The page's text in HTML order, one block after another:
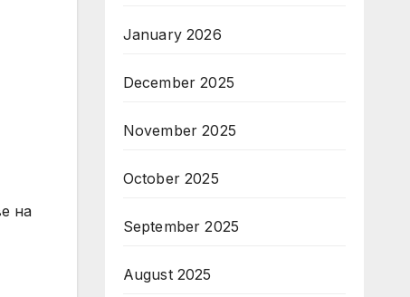
January 2026
December 2025
November 2025
October 2025
September 2025
August 2025